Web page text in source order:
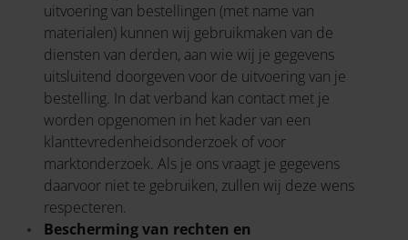
uitvoering van bestellingen (met name van
materialen) kunnen wij gebruikmaken van de
diensten van derden, aan wie wij je gegevens
uitsluitend doorgeven voor de uitvoering van je
bestelling. In dat verband kan contact met je
worden opgenomen in het kader van een
klanttevredenheidsonderzoek of voor
marktonderzoek. Als je ons vraagt je gegevens
daarvoor niet te gebruiken, zullen wij deze wens
respecteren.
Bescherming van rechten en